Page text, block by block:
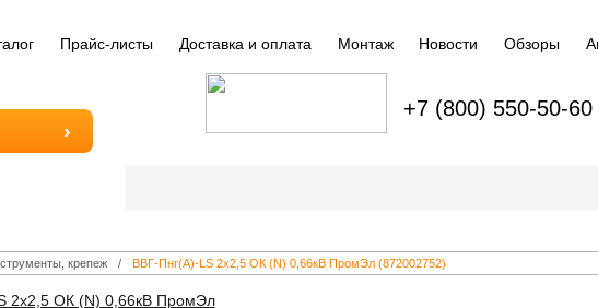
Прайс-листы Доставка и оплата Монтаж Новости Обзоры
+7 (800) 550-50-60
крепеж ВВГ-Пнг(А)-LS 2х2,5 ОК (N) 0,66кВ ПромЭл (872002752)